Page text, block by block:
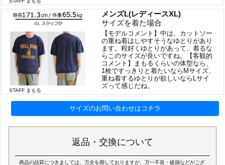
メンズL(レディースXL)
サイズを着た場合
STAFF まもる
【モデルコメント】中は、カットソー
の重ね着はしやすそうなゆとりがあり
ます。程好くゆとりがあって、着るな
らこのサイズが良いですね。【客観的
コメント】まもるくらいの体型なら、
1枚ですっきりと着たいならMサイズ、
重ね着するゆとりが欲しいならLサイ
ズって感じだね。
サイズのお問い合わせはコチラ
返品・交換について
商品の品質につきましては、万全を期しておりますが、万一不良・破損などがござ